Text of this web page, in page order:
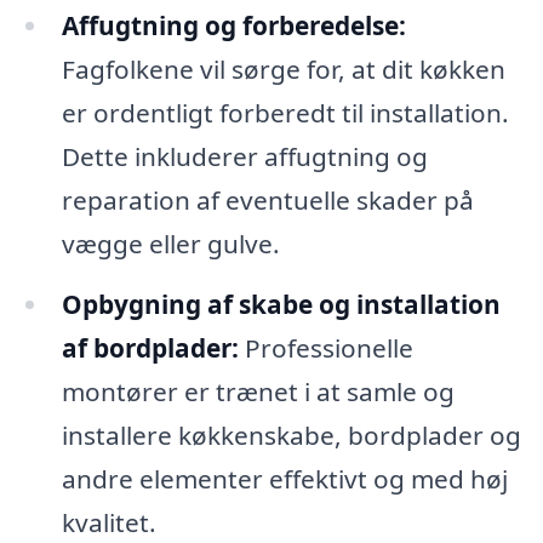
Affugtning og forberedelse:
Fagfolkene vil sørge for, at dit køkken
er ordentligt forberedt til installation.
Dette inkluderer affugtning og
reparation af eventuelle skader på
vægge eller gulve.
Opbygning af skabe og installation
af bordplader: Professionelle
montører er trænet i at samle og
installere køkkenskabe, bordplader og
andre elementer effektivt og med høj
kvalitet.